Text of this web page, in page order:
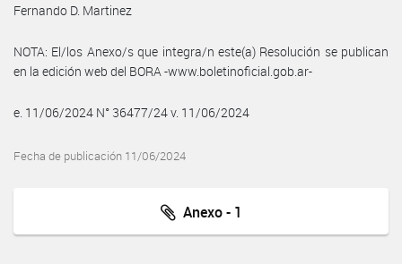
Fernando D. Martinez
NOTA: El/los Anexo/s que integra/n este(a) Resolución se publican
en la edición web del BORA -www.boletinoficial.gob.ar-
e. 11/06/2024 N° 36477/24 v. 11/06/2024
Fecha de publicación 11/06/2024
Anexo - 1